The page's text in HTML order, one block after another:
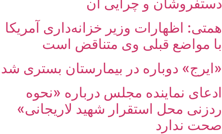
دستفروشان و چرایی آن
همتی: اظهارات وزیر خزانه‌داری آمریکا
با مواضع قبلی وی متناقض است
«ایرج» دوباره در بیمارستان بستری شد
ادعای نماینده مجلس درباره «نحوه
ردزنی محل استقرار شهید لاریجانی»
صحت ندارد